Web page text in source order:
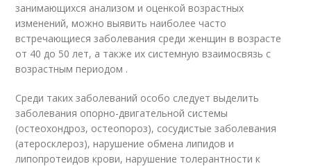
занимающихся анализом и оценкой возрастных
изменений, можно выявить наиболее часто
встречающиеся заболевания среди женщин в возрасте
от 40 до 50 лет, а также их системную взаимосвязь с
возрастным периодом .
Среди таких заболеваний особо следует выделить
заболевания опорно-двигательной системы
(остеохондроз, остеопороз), сосудистые заболевания
(атеросклероз), нарушение обмена липидов и
липопротеидов крови, нарушение толерантности к